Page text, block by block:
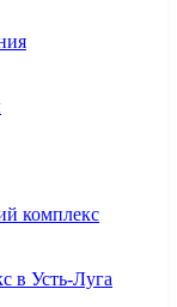
комплекс
в Усть-Луга